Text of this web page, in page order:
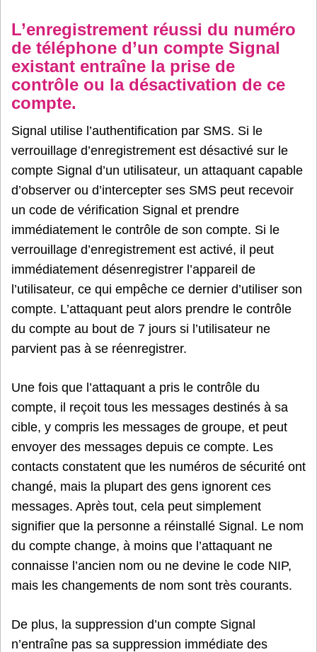
L’enregistrement réussi du numéro
de téléphone d’un compte Signal
existant entraîne la prise de
contrôle ou la désactivation de ce
compte.
Signal utilise l’authentification par SMS. Si le
verrouillage d’enregistrement est désactivé sur le
compte Signal d’un utilisateur, un attaquant capable
d’observer ou d’intercepter ses SMS peut recevoir
un code de vérification Signal et prendre
immédiatement le contrôle de son compte. Si le
verrouillage d’enregistrement est activé, il peut
immédiatement désenregistrer l’appareil de
l’utilisateur, ce qui empêche ce dernier d’utiliser son
compte. L’attaquant peut alors prendre le contrôle
du compte au bout de 7 jours si l’utilisateur ne
parvient pas à se réenregistrer.
Une fois que l’attaquant a pris le contrôle du
compte, il reçoit tous les messages destinés à sa
cible, y compris les messages de groupe, et peut
envoyer des messages depuis ce compte. Les
contacts constatent que les numéros de sécurité ont
changé, mais la plupart des gens ignorent ces
messages. Après tout, cela peut simplement
signifier que la personne a réinstallé Signal. Le nom
du compte change, à moins que l’attaquant ne
connaisse l’ancien nom ou ne devine le code NIP,
mais les changements de nom sont très courants.
De plus, la suppression d’un compte Signal
n’entraîne pas sa suppression immédiate des